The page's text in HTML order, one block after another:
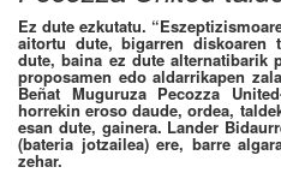
Ez dute ezkutatu.
aitortu dute, bigarren diskoaren
dute, baina ez dute alternatibarik
proposamen edo aldarrikapen
Beñat Muguruza Pecozza
horrekin eroso daude, ordea,
esan dute, gainera. Lander
(bateria jotzailea) ere, barre
zehar.